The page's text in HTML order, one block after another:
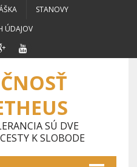
STANOVY
ÚDAJOV
SÚ DVE
K SLOBODE